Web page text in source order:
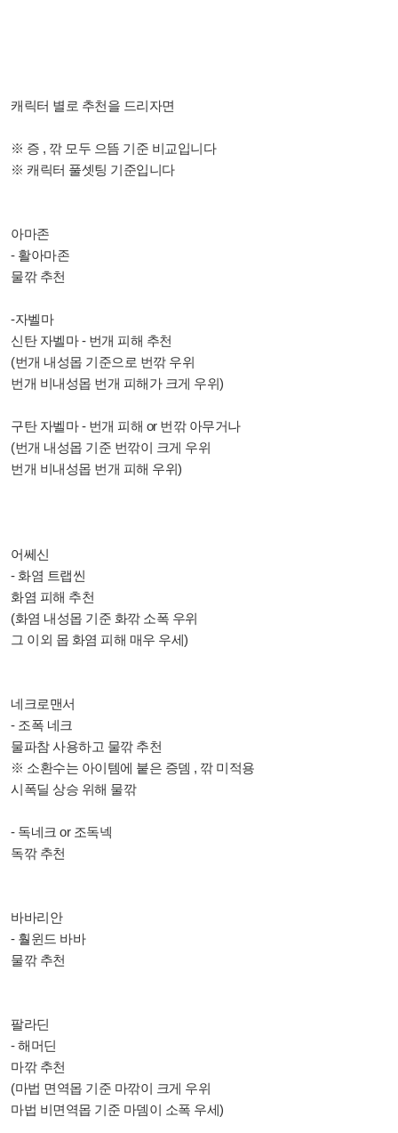
캐릭터 별로 추천을 드리자면
※ 증 , 깎 모두 으뜸 기준 비교입니다
※ 캐릭터 풀셋팅 기준입니다
아마존
- 활아마존
물깎 추천
-자벨마
신탄 자벨마 - 번개 피해 추천
(번개 내성몹 기준으로 번깎 우위
번개 비내성몹 번개 피해가 크게 우위)
구탄 자벨마 - 번개 피해 or 번깎 아무거나
(번개 내성몹 기준 번깎이 크게 우위
번개 비내성몹 번개 피해 우위)
어쎄신
- 화염 트랩씬
화염 피해 추천
(화염 내성몹 기준 화깎 소폭 우위
그 이외 몹 화염 피해 매우 우세)
네크로맨서
- 조폭 네크
물파참 사용하고 물깎 추천
※ 소환수는 아이템에 붙은 증뎀 , 깎 미적용
시폭딜 상승 위해 물깎
- 독네크 or 조독넥
독깎 추천
바바리안
- 훨윈드 바바
물깎 추천
팔라딘
- 해머딘
마깎 추천
(마법 면역몹 기준 마깎이 크게 우위
마법 비면역몹 기준 마뎀이 소폭 우세)